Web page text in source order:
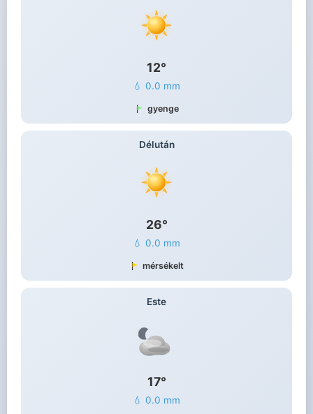
12°
💧 0.0 mm
gyenge
Délután
26°
💧 0.0 mm
mérsékelt
Este
17°
💧 0.0 mm